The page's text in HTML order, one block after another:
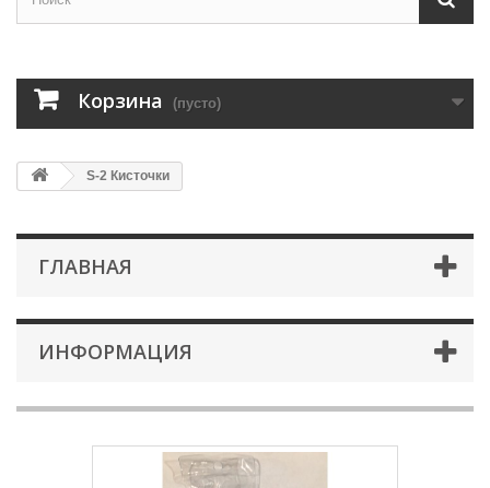
Корзина (пусто)
S-2 Кисточки
ГЛАВНАЯ
ИНФОРМАЦИЯ